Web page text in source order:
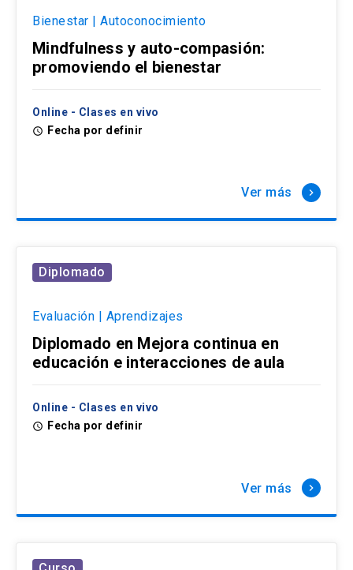
Bienestar | Autoconocimiento
Mindfulness y auto-compasión:
promoviendo el bienestar
Online - Clases en vivo
access_time Fecha por definir
Ver más keyboard_arrow_right
Diplomado
Evaluación | Aprendizajes
Diplomado en Mejora continua en
educación e interacciones de aula
Online - Clases en vivo
access_time Fecha por definir
Ver más keyboard_arrow_right